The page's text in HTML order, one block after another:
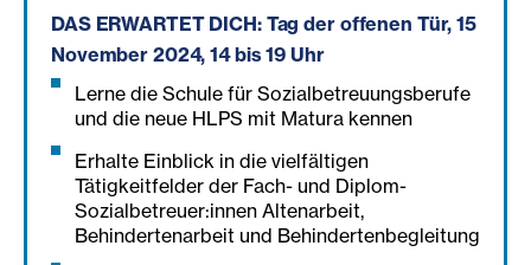
DAS ERWARTET DICH: Tag der offenen Tür, 15
November 2024, 14 bis 19 Uhr
Lerne die Schule für Sozialbetreuungsberufe
und die neue HLPS mit Matura kennen
Erhalte Einblick in die vielfältigen
Tätigkeitfelder der Fach- und Diplom-
Sozialbetreuer:innen Altenarbeit,
Behindertenarbeit und Behindertenbegleitung